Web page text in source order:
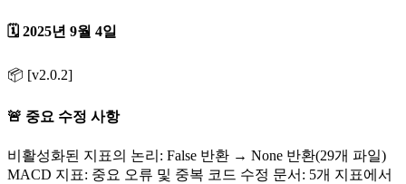
🗓️ 2025년 9월 4일
📦 [v2.0.2]
🚨 중요 수정 사항
비활성화된 지표의 논리: False 반환 → None 반환(29개 파일)
MACD 지표: 중요 오류 및 중복 코드 수정 문서: 5개 지표에서